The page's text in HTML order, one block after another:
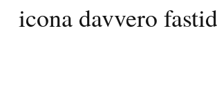
icona davvero